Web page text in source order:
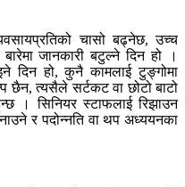
चासो बढ्नेछ, उच्च
बारेमा जानकारी बटुल्ने दिन हो ।
दिन हो, कुनै कामलाई टुङ्गोमा
छैन, त्यसैले सर्टकट वा छोटो बाटो
। सिनियर स्टाफलाई रिझाउन
र पदोन्नति वा थप अध्ययनका